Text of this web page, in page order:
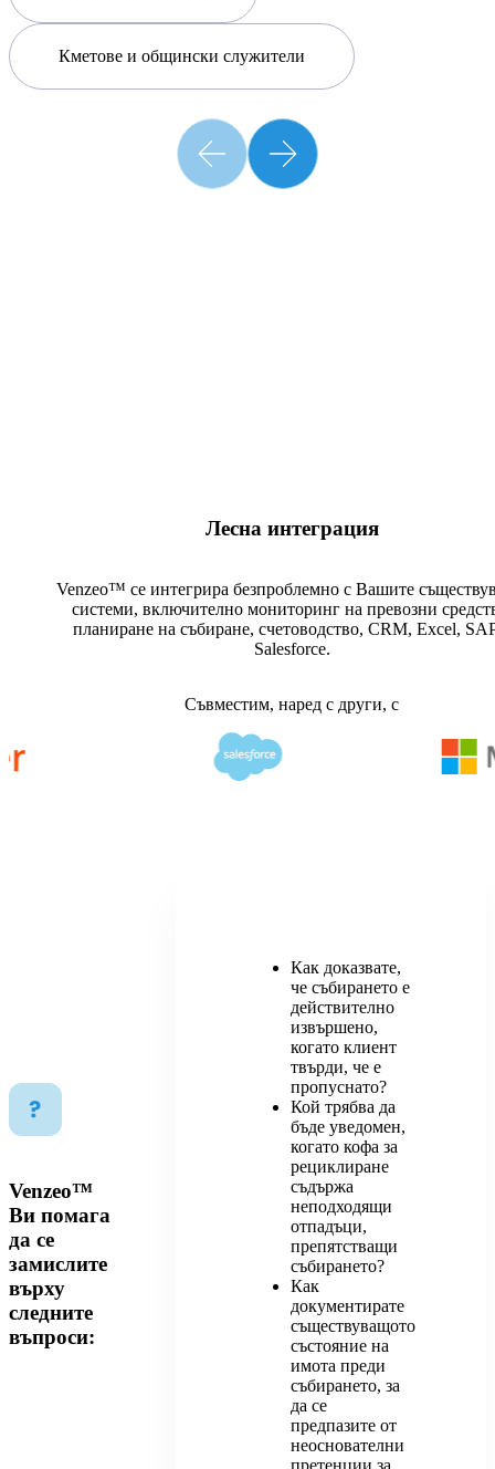
Кметове и общински служители
Лесна интеграция
Venzeo™ се интегрира безпроблемно с Вашите
системи, включително мониторинг на превозни
планиране на събиране, счетоводство, CRM, Excel,
Salesforce.
Съвместим, наред с други, с
Venzeo™
Ви помага
да се
замислите
върху
следните
въпроси:
Как доказвате,
че събирането е
действително
извършено,
когато клиент
твърди, че е
пропуснато?
Кой трябва да
бъде уведомен,
когато кофа за
рециклиране
съдържа
неподходящи
отпадъци,
препятстващи
събирането?
Как
документирате
съществуващото
състояние на
имота преди
събирането, за
да се
предпазите от
неоснователни
претенции за